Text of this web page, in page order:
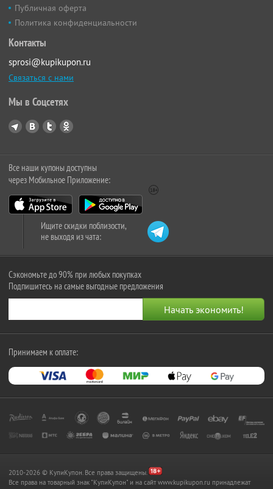
Публичная оферта
Политика конфиденциальности
Контакты
sprosi@kupikupon.ru
Связаться с нами
Мы в Соцсетях
Все наши купоны доступны
через Мобильное Приложение:
Ищите скидки поблизости,
не выходя из чата:
Сэкономьте до 90% при любых покупках
Подпишитесь на самые выгодные предложения
Принимаем к оплате:
2010-2026 © КупиКупон. Все права защищены.
Все права на товарный знак "КупиКупон" и на сайт www.kupikupon.ru принадлежат